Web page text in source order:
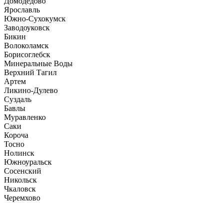
Ярославль
Южно-Сухокумск
Заводоуковск
Бикин
Волоколамск
Борисоглебск
Минеральные Воды
Верхний Тагил
Артем
Ликино-Дулево
Суздаль
Бавлы
Муравленко
Саки
Короча
Тосно
Нолинск
Южноуральск
Сосенский
Никольск
Чкаловск
Черемхово